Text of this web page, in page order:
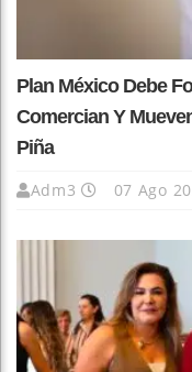
Plan México Debe
Comercian Y
Piña
Adm3 07 Ago